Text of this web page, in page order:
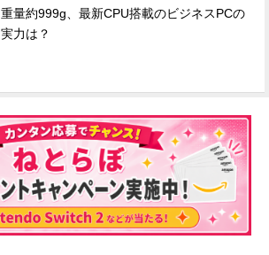
重量約999g、最新CPU搭載のビジネスPCの
実力は？